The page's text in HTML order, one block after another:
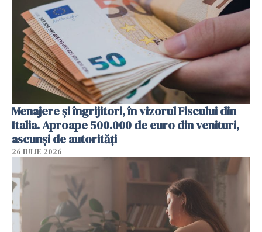
Menajere și îngrijitori, în vizorul Fiscului din
Italia. Aproape 500.000 de euro din venituri,
ascunși de autorități
26 IULIE 2026